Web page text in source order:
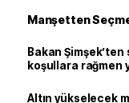
Manşetten
Bakan
koşullara rağmen
Altın yükselecek